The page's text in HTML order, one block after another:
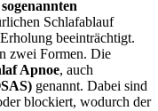
Schlafablauf
beeinträchtigt.
zwei Formen. Die
Apnoe, auch
genannt. Dabei sind
blockiert, wodurch der